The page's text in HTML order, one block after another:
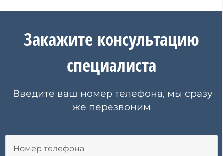
Закажите консультацию
специалиста
Введите ваш номер телефона, мы сразу
же перезвоним